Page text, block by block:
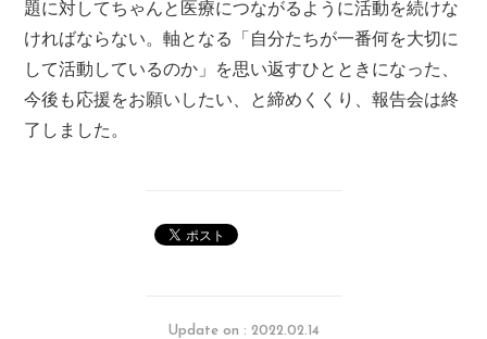
題に対してちゃんと医療につながるように活動を続けな
ければならない。軸となる「自分たちが一番何を大切に
して活動しているのか」を思い返すひとときになった、
今後も応援をお願いしたい、と締めくくり、報告会は終
了しました。
Update on : 2022.02.14